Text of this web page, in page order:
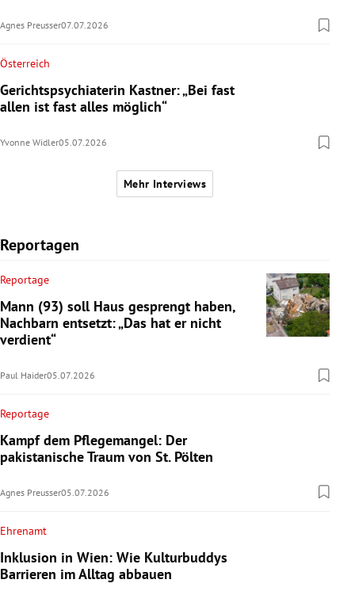
Agnes Preusser07.07.2026
Österreich
Gerichtspsychiaterin Kastner: „Bei fast
allen ist fast alles möglich“
Yvonne Widler05.07.2026
Mehr Interviews
Reportagen
Reportage
Mann (93) soll Haus gesprengt haben,
Nachbarn entsetzt: „Das hat er nicht
verdient“
Paul Haider05.07.2026
Reportage
Kampf dem Pflegemangel: Der
pakistanische Traum von St. Pölten
Agnes Preusser05.07.2026
Ehrenamt
Inklusion in Wien: Wie Kulturbuddys
Barrieren im Alltag abbauen